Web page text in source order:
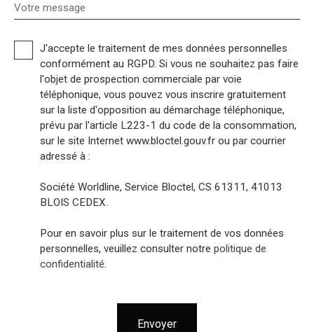
Votre message
J'accepte le traitement de mes données personnelles
conformément au RGPD. Si vous ne souhaitez pas faire
l'objet de prospection commerciale par voie
téléphonique, vous pouvez vous inscrire gratuitement
sur la liste d'opposition au démarchage téléphonique,
prévu par l'article L223-1 du code de la consommation,
sur le site Internet www.bloctel.gouv.fr ou par courrier
adressé à :
Société Worldline, Service Bloctel, CS 61311, 41013
BLOIS CEDEX.
Pour en savoir plus sur le traitement de vos données
personnelles, veuillez consulter notre politique de
confidentialité.
Envoyer